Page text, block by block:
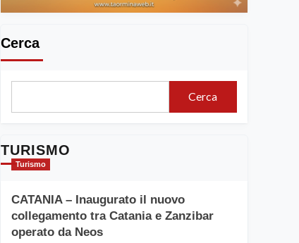
Cerca
Cerca
TURISMO
Turismo
CATANIA – Inaugurato il nuovo
collegamento tra Catania e Zanzibar
operato da Neos